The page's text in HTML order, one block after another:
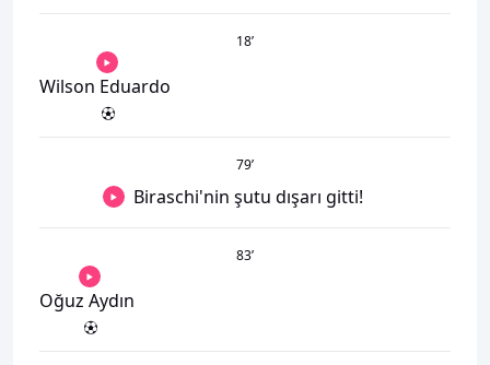
18’
Wilson Eduardo
79’
Biraschi'nin şutu dışarı gitti!
83’
Oğuz Aydın